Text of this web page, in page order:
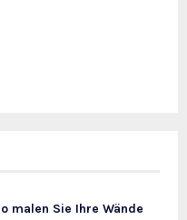
malen Sie Ihre Wände